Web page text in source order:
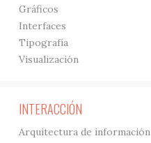
Gráficos
Interfaces
Tipografía
Visualización
INTERACCIÓN
Arquitectura de información